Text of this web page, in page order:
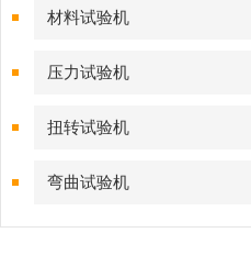
材料试验机
压力试验机
扭转试验机
弯曲试验机